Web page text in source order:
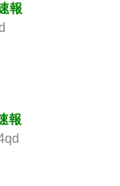
報
報